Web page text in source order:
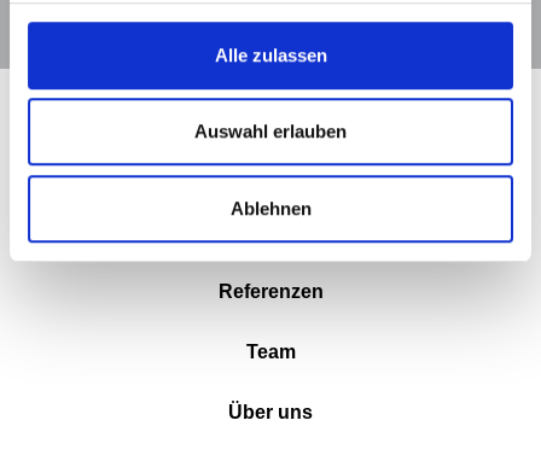
Alle zulassen
Auswahl erlauben
Ablehnen
Startseite
Referenzen
Team
Über uns